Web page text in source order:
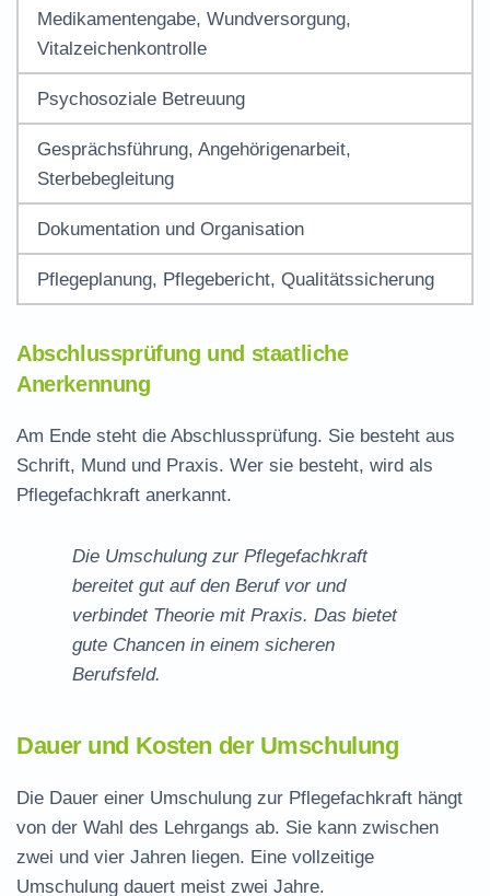
Medikamentengabe, Wundversorgung,
Vitalzeichenkontrolle
Psychosoziale Betreuung
Gesprächsführung, Angehörigenarbeit,
Sterbebegleitung
Dokumentation und Organisation
Pflegeplanung, Pflegebericht, Qualitätssicherung
Abschlussprüfung und staatliche
Anerkennung
Am Ende steht die Abschlussprüfung. Sie besteht aus
Schrift, Mund und Praxis. Wer sie besteht, wird als
Pflegefachkraft anerkannt.
Die Umschulung zur Pflegefachkraft
bereitet gut auf den Beruf vor und
verbindet Theorie mit Praxis. Das bietet
gute Chancen in einem sicheren
Berufsfeld.
Dauer und Kosten der Umschulung
Die Dauer einer Umschulung zur Pflegefachkraft hängt
von der Wahl des Lehrgangs ab. Sie kann zwischen
zwei und vier Jahren liegen. Eine vollzeitige
Umschulung dauert meist zwei Jahre.